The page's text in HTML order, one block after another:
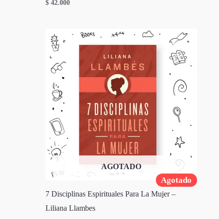
$ 42.000
Agotado
AGOTADO
7 Disciplinas Espirituales Para La Mujer –
Liliana Llambes